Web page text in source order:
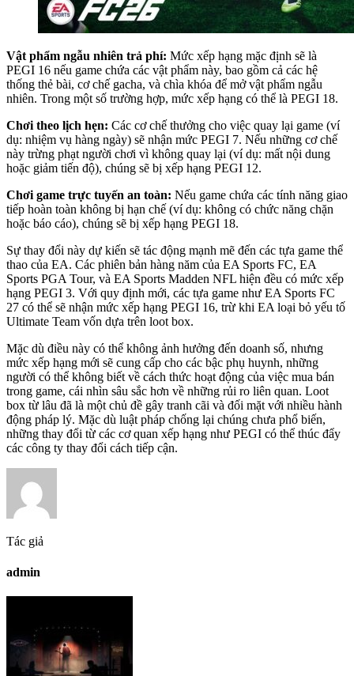
Vật phẩm ngẫu nhiên trả phí: Mức xếp hạng mặc định sẽ là
PEGI 16 nếu game chứa các vật phẩm này, bao gồm cả các hệ
thống thẻ bài, cơ chế gacha, và chìa khóa để mở vật phẩm ngẫu
nhiên. Trong một số trường hợp, mức xếp hạng có thể là PEGI 18.
Chơi theo lịch hẹn: Các cơ chế thưởng cho việc quay lại game (ví
dụ: nhiệm vụ hàng ngày) sẽ nhận mức PEGI 7. Nếu những cơ chế
này trừng phạt người chơi vì không quay lại (ví dụ: mất nội dung
hoặc giảm tiến độ), chúng sẽ bị xếp hạng PEGI 12.
Chơi game trực tuyến an toàn: Nếu game chứa các tính năng giao
tiếp hoàn toàn không bị hạn chế (ví dụ: không có chức năng chặn
hoặc báo cáo), chúng sẽ bị xếp hạng PEGI 18.
Sự thay đổi này dự kiến sẽ tác động mạnh mẽ đến các tựa game thể
thao của EA. Các phiên bản hàng năm của EA Sports FC, EA
Sports PGA Tour, và EA Sports Madden NFL hiện đều có mức xếp
hạng PEGI 3. Với quy định mới, các tựa game như EA Sports FC
27 có thể sẽ nhận mức xếp hạng PEGI 16, trừ khi EA loại bỏ yếu tố
Ultimate Team vốn dựa trên loot box.
Mặc dù điều này có thể không ảnh hưởng đến doanh số, nhưng
mức xếp hạng mới sẽ cung cấp cho các bậc phụ huynh, những
người có thể không biết về cách thức hoạt động của việc mua bán
trong game, cái nhìn sâu sắc hơn về những rủi ro liên quan. Loot
box từ lâu đã là một chủ đề gây tranh cãi và đối mặt với nhiều hành
động pháp lý. Mặc dù luật pháp chống lại chúng chưa phổ biến,
những thay đổi từ các cơ quan xếp hạng như PEGI có thể thúc đẩy
các công ty thay đổi cách tiếp cận.
Tác giả
admin